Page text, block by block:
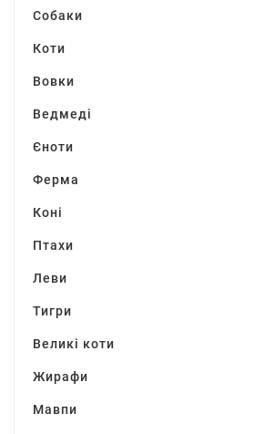
Собаки
Коти
Вовки
Ведмеді
Єноти
Ферма
Коні
Птахи
Леви
Тигри
Великі коти
Жирафи
Мавпи